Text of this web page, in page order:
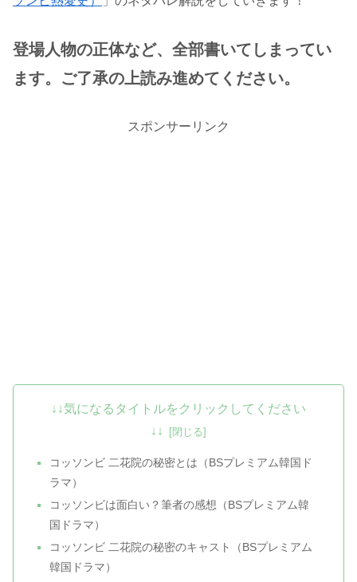
登場人物の正体など、全部書いてしまってい
ます。ご了承の上読み進めてください。
スポンサーリンク
↓↓気になるタイトルをクリックしてください
↓↓
コッソンビ 二花院の秘密とは（BSプレミアム韓国ド
ラマ）
コッソンビは面白い？筆者の感想（BSプレミアム韓
国ドラマ）
コッソンビ 二花院の秘密のキャスト（BSプレミアム
韓国ドラマ）